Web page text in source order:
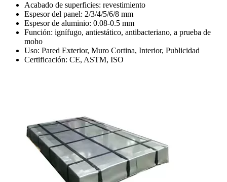
Acabado de superficies: revestimiento
Espesor del panel: 2/3/4/5/6/8 mm
Espesor de aluminio: 0.08-0.5 mm
Función: ignífugo, antiestático, antibacteriano, a prueba de
moho
Uso: Pared Exterior, Muro Cortina, Interior, Publicidad
Certificación: CE, ASTM, ISO